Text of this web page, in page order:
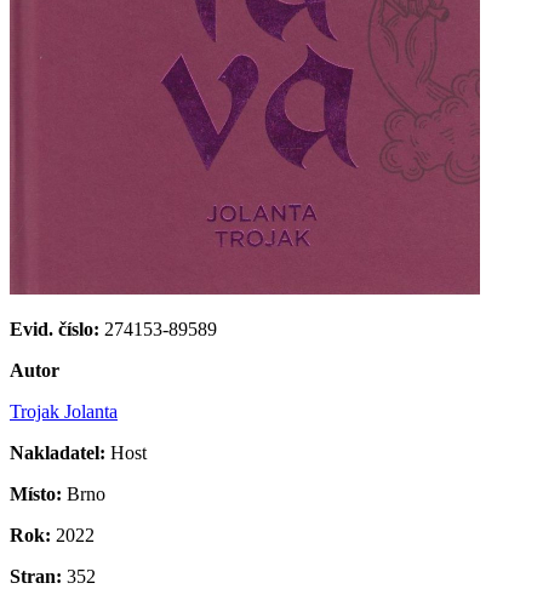
Evid. číslo: 274153-89589
Autor
Trojak Jolanta
Nakladatel: Host
Místo: Brno
Rok: 2022
Stran: 352